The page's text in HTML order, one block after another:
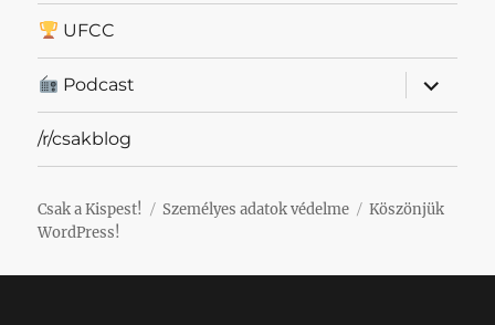
UFCC
Podcast
almenü
/r/csakblog
Csak a Kispest! Személyes adatok védelme
Köszönjük
WordPress!